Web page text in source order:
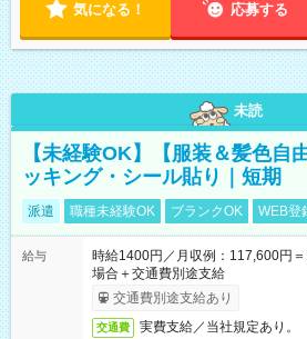
気になる！ 応募する
未読
【未経験OK】【服装＆髪色自
ッキング・シール貼り｜短期
派遣 職種未経験OK ブランクOK WEB登
給与
時給1400円／月収例：117,600円
場合＋交通費別途支給
交通費別途支給あり
交通費 実費支給／当社規定あり。